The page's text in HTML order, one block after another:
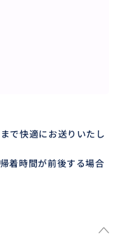
ことができます。
ドの日常と観光が
で快適にお送りいたし
着時間が前後する場合